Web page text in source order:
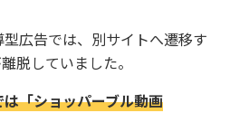
広告では、別サイトへ遷移す
脱していました。
「ショッパーブル動画